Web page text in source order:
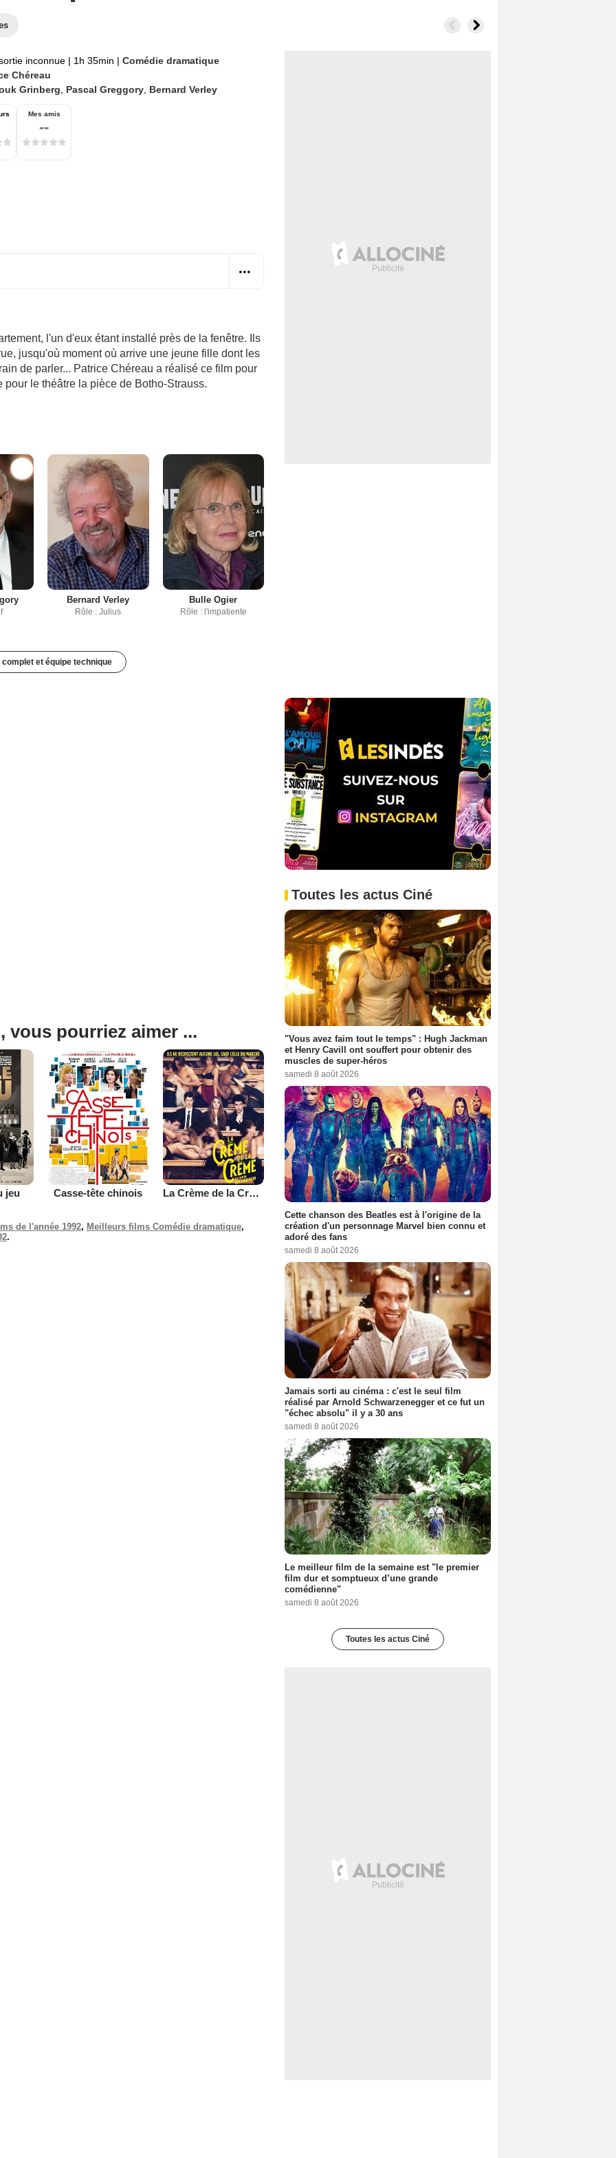
inconnue | 1h 35min | Comédie dramatique
Chéreau
Grinberg Pascal Greggory Bernard Verley
Mes amis
--
l'un d'eux étant installé près de la fenêtre. Ils
jusqu'où moment où arrive une jeune fille dont les
de parler... Patrice Chéreau a réalisé ce film pour
le théâtre la pièce de Botho-Strauss.
Bernard Verley
Rôle : Julius
Bulle Ogier
Rôle : l'impatiente
et équipe technique
vous pourriez aimer ...
jeu Casse-tête chinois La Crème de la Crème
de l'année 1992, Meilleurs films Comédie dramatique,
.
Toutes les actus Ciné
"Vous avez faim tout le temps" : Hugh Jackman
et Henry Cavill ont souffert pour obtenir des
muscles de super-héros
samedi 8 août 2026
Cette chanson des Beatles est à l'origine de la
création d'un personnage Marvel bien connu et
adoré des fans
samedi 8 août 2026
Jamais sorti au cinéma : c'est le seul film
réalisé par Arnold Schwarzenegger et ce fut un
"échec absolu" il y a 30 ans
samedi 8 août 2026
Le meilleur film de la semaine est "le premier
film dur et somptueux d’une grande
comédienne"
samedi 8 août 2026
Toutes les actus Ciné